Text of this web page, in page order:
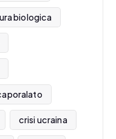
biologica
crisi ucraina